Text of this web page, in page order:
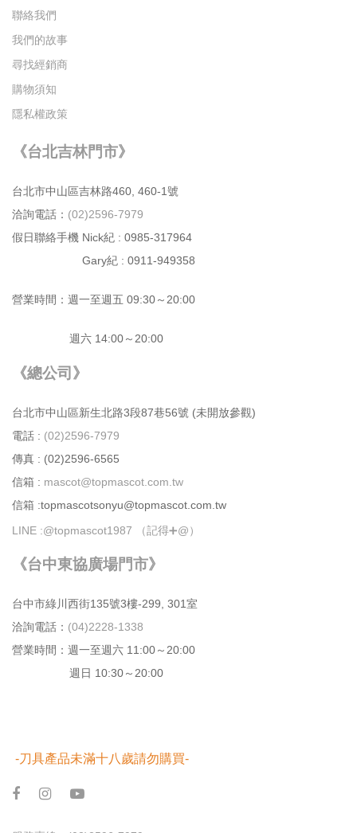
聯絡我們
我們的故事
尋找經銷商
購物須知
隱私權政策
《台北吉林門市》
台北市中⼭區吉林路460, 460-1號
洽詢電話： (02)2596-7979
假日聯絡手機 Nick紀 : 0985-317964
Gary紀 : 0911-949358
營業時間：週⼀⾄週五 09:30～20:00
週六 14:00～20:00
《總公司》
台北市中⼭區新⽣北路3段87巷56號 (未開放參觀)
電話 : (02)2596-7979
傳真 : (02)2596-6565
信箱 : mascot@topmascot.com.tw
信箱 :topmascotsonyu@topmascot.com.tw
LINE :@topmascot1987 （記得➕@）
《台中東協廣場門市》
台中市綠川⻄街135號3樓-299, 301室
洽詢電話： (04)2228-1338
營業時間：週⼀⾄週六 11:00～20:00
週日 10:30～20:00
-刀具產品未滿十八歲請勿購買-